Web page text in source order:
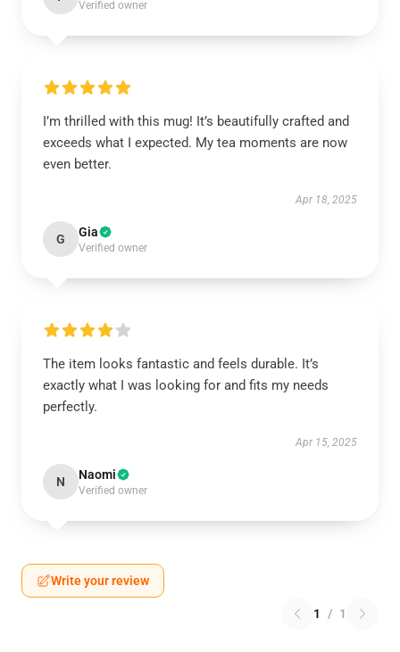
Verified owner
I’m thrilled with this mug! It’s beautifully crafted and
exceeds what I expected. My tea moments are now
even better.
Apr 18, 2025
G Gia
Verified owner
The item looks fantastic and feels durable. It’s
exactly what I was looking for and fits my needs
perfectly.
Apr 15, 2025
N Naomi
Verified owner
Write your review
1 / 1